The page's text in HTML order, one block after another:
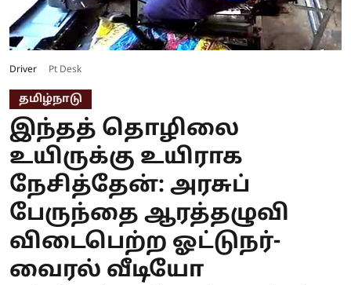
Driver Pt Desk
தமிழ்நாடு
இந்தத் தொழிலை
உயிருக்கு உயிராக
நேசித்தேன்: அரசுப்
பேருந்தை ஆரத்தழுவி
விடைபெற்ற ஓட்டுநர்-
வைரல் வீடியோ